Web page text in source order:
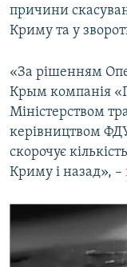
причини
Криму та у
«За рішенням
Крым компанія
Міністерством
керівництвом
скорочує
Криму і назад», –